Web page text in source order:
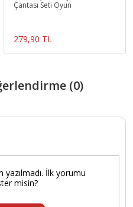
Çantası Seti Oyun
279,90 TL
(0)
İlk yorumu
misin?